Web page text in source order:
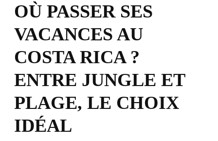
OÙ PASSER SES
VACANCES AU
COSTA RICA ?
ENTRE JUNGLE ET
PLAGE, LE CHOIX
IDÉAL